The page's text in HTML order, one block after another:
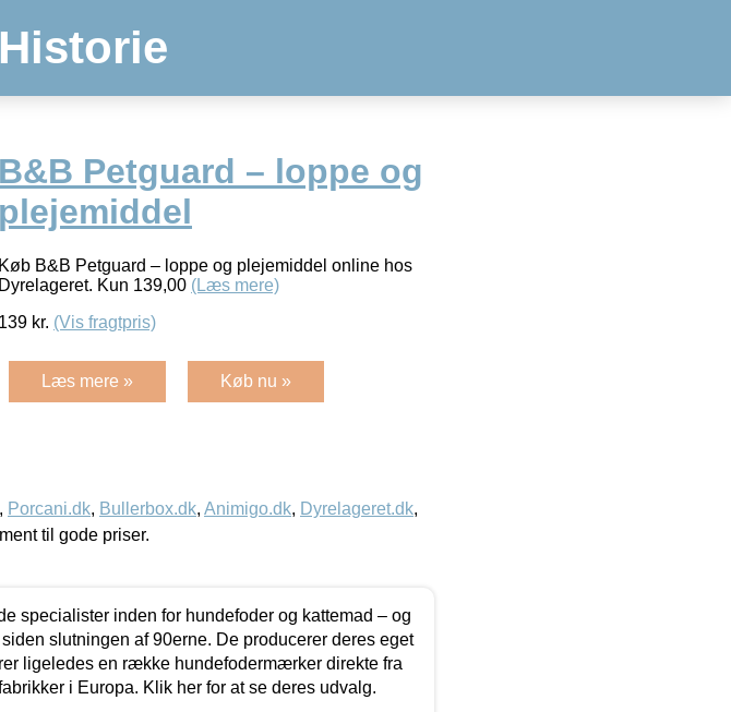
B&B Petguard – loppe og
plejemiddel
Køb B&B Petguard – loppe og plejemiddel online hos
Dyrelageret. Kun 139,00 (Læs mere)
139 kr. (Vis fragtpris)
Læs mere » Køb nu »
, Porcani.dk, Bullerbox.dk, Animigo.dk, Dyrelageret.dk,
til gode priser.
specialister inden for hundefoder og kattemad – og
slutningen af 90erne. De producerer deres eget
ligeledes en række hundefodermærker direkte fra
i Europa. Klik her for at se deres udvalg.